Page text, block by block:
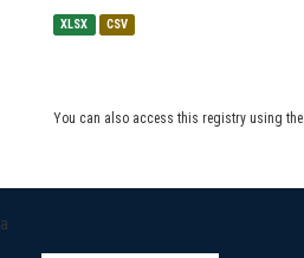
XLSX CSV
You can also access this registry using the
a